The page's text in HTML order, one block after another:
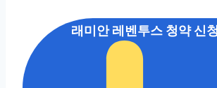
래미안 레벤투스 청약 신